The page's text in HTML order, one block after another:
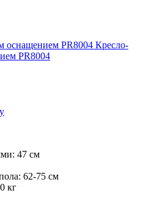
Кресло-
PR8004
47 см
62-75 см
кг